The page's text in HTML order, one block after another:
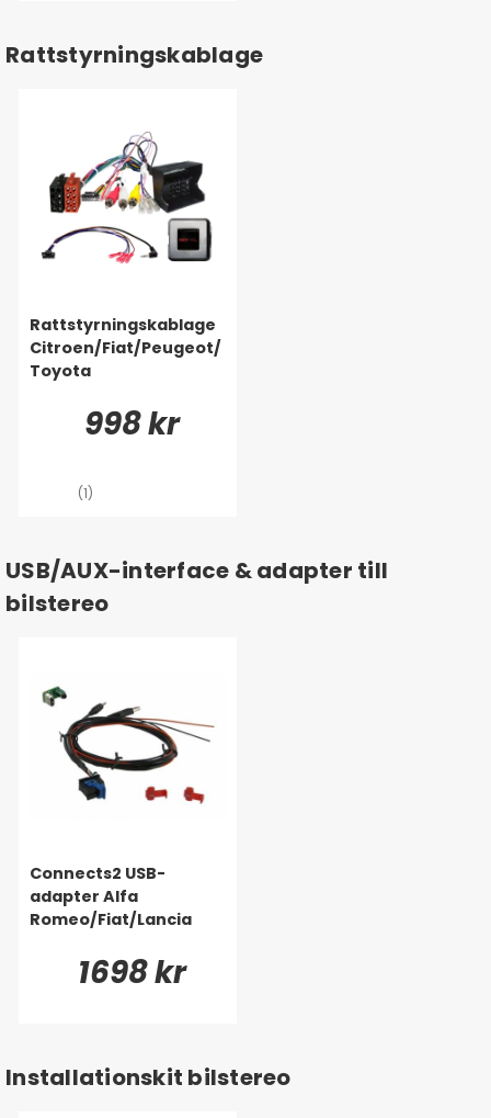
Rattstyrningskablage
Rattstyrningskablage
Citroen/Fiat/Peugeot/
Toyota
998 kr
(1)
USB/AUX-interface & adapter till
bilstereo
Connects2 USB-
adapter Alfa
Romeo/Fiat/Lancia
1698 kr
Installationskit bilstereo